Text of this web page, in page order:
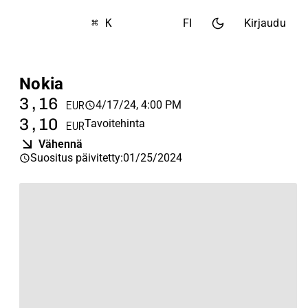
⌘ K FI Kirjaudu
Nokia
3,16 EUR 4/17/24, 4:00 PM
3,10 EURTavoitehinta
Vähennä
Suositus päivitetty:01/25/2024